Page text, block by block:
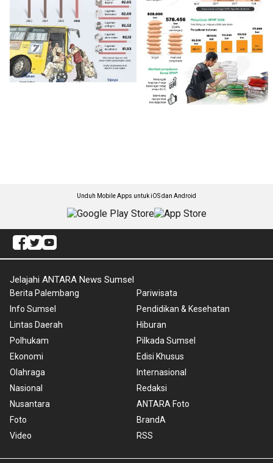
Unduh Mobile Apps untuk iOS dan Android
Jelajahi ANTARA News Sumsel
Berita Palembang
Info Sumsel
Lintas Daerah
Polhukam
Ekonomi
Olahraga
Nasional
Nusantara
Foto
Video
Pariwisata
Pendidikan & Kesehatan
Hiburan
Pilkada Sumsel
Edisi Khusus
Internasional
Redaksi
ANTARA Foto
BrandA
RSS